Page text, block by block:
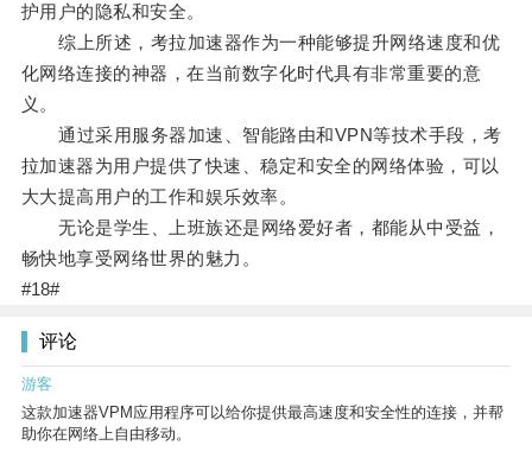
护用户的隐私和安全。
综上所述，考拉加速器作为一种能够提升网络速度和优
化网络连接的神器，在当前数字化时代具有非常重要的意
义。
通过采用服务器加速、智能路由和VPN等技术手段，考
拉加速器为用户提供了快速、稳定和安全的网络体验，可以
大大提高用户的工作和娱乐效率。
无论是学生、上班族还是网络爱好者，都能从中受益，
畅快地享受网络世界的魅力。
#18#
评论
游客
这款加速器VPM应用程序可以给你提供最高速度和安全性的连接，并帮
助你在网络上自由移动。